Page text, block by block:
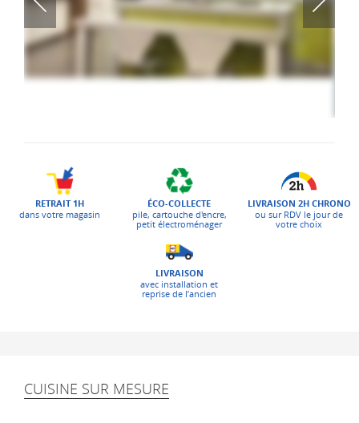
RETRAIT 1H
dans votre magasin
ÉCO-COLLECTE
pile, cartouche d'encre,
petit électroménager
LIVRAISON 2H CHRONO
ou sur RDV le jour de
votre choix
LIVRAISON
avec installation et
reprise de l’ancien
CUISINE SUR MESURE